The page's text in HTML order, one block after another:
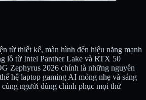
từ thiết kế, màn hình đến hiệu năng mạnh
lồ từ Intel Panther Lake và RTX 50
Zephyrus 2026 chính là những nguyên
hệ laptop gaming AI mỏng nhẹ và sáng
cùng người dùng chinh phục mọi thử